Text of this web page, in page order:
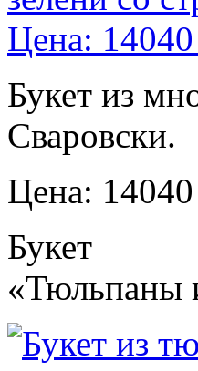
Букет из
Сваровски.
Цена:
Букет
«Тюльпаны